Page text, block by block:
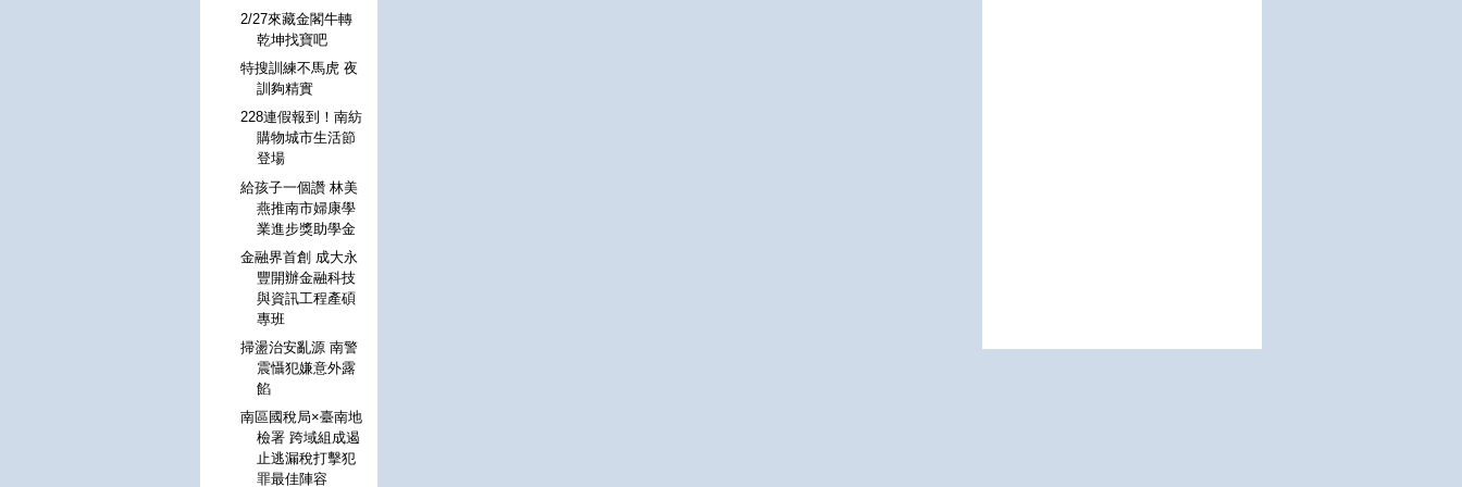
2/27來藏金閣牛轉
乾坤找寶吧
特搜訓練不馬虎 夜
訓夠精實
228連假報到！南紡
購物城市生活節
登場
給孩子一個讚 林美
燕推南市婦康學
業進步獎助學金
金融界首創 成大永
豐開辦金融科技
與資訊工程產碩
專班
掃盪治安亂源 南警
震懾犯嫌意外露
餡
南區國稅局×臺南地
檢署 跨域組成遏
止逃漏稅打擊犯
罪最佳陣容